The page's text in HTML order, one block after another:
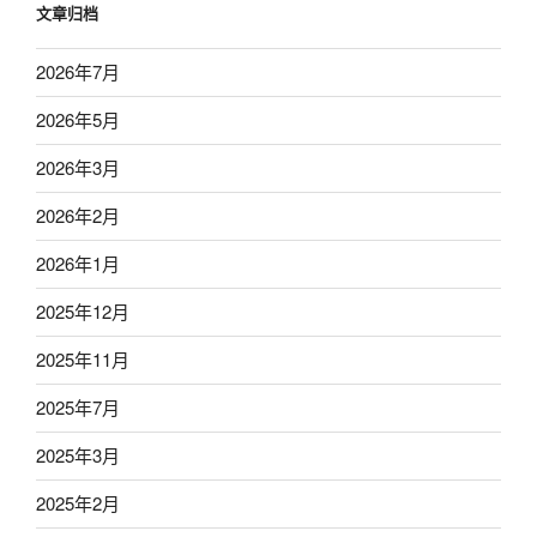
文章归档
2026年7月
2026年5月
2026年3月
2026年2月
2026年1月
2025年12月
2025年11月
2025年7月
2025年3月
2025年2月